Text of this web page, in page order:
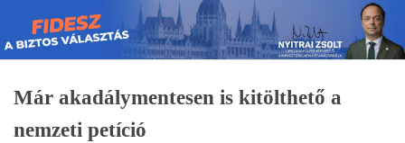
Skip
to
content
Már akadálymentesen is kitölthető a
nemzeti petíció